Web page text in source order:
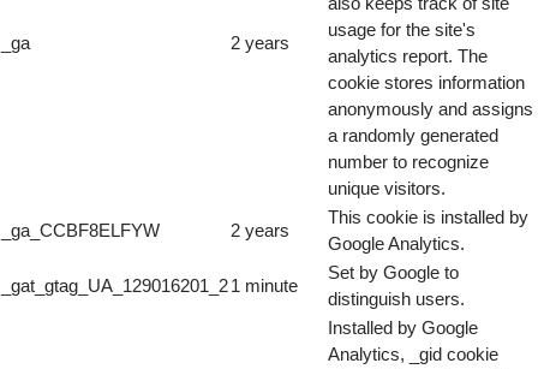
_ga 2 years
usage for the site's
analytics report. The
cookie stores information
anonymously and assigns
a randomly generated
number to recognize
unique visitors.
_ga_CCBF8ELFYW 2 years
This cookie is installed by
Google Analytics.
_gat_gtag_UA_129016201_21 minute
Set by Google to
distinguish users.
Installed by Google
Analytics, _gid cookie